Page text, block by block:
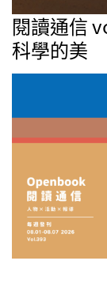
閱讀通信
科學的美